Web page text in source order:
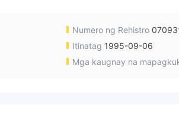
Numero ng Rehistro
Itinatag 1995-09-06
Mga kaugnay na